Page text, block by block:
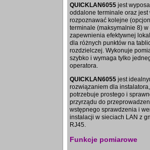
QUICKLAN6055 jest
oddalone terminale oraz jest
rozpoznawać kolejne
terminale (maksymalnie 8) w
zapewnienia efektywnej
dla różnych punktów na
rozdzielczej. Wykonuje
szybko i wymaga tylko
operatora.
QUICKLAN6055 jest
rozwiązaniem dla
potrzebuje prostego i
przyrządu do
wstępnego sprawdzenia i
instalacji w sieciach LAN z
RJ45.
Funkcje pomiarowe